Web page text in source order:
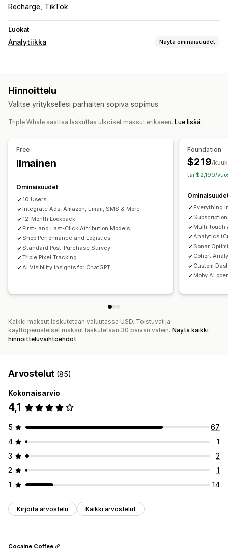
Recharge
TikTok
Luokat
Analytiikka Näytä ominaisuudet
Tapahtumien seuranta
Elinkaariarvo (LTV) Uskollisuusanalyysi Kohorttianalyysi
Markkinointi ja myynti
Kassan analytiikka
Voittoa koskevat tiedot
Hylätty ostoskori
Pikseliseuranta
Kuvalliset materiaalit ja raportit
Raportit useista kaupoista
Vertailuanalyysi
Mukautetut raportit Tietojen vienti
Historiallinen analyysi
Ennakoiminen
Raportoinnin ajastaminen
Ilmoitukset
Hinnoittelu
Valitse yrityksellesi parhaiten sopiva sopimus.
Triple Whale saattaa laskuttaa ulkoiset maksut erikseen. Lue lisää
Free
Ilmainen
Ominaisuudet
10 Users
Integrate Ads, Amazon, Email, SMS & More
12-Month Lookback
First- and Last-Click Attribution Models
Shop Performance and Logistics
Standard Post-Purchase Survey
Triple Pixel Tracking
AI Visibility insights for ChatGPT
Foundation
$219/
tai $2,190/
Everything
Multi-touch
Analytics
Sonar
Cohort
Custom
Moby AI
Kaikki maksut laskutetaan valuutassa USD. Toistuvat ja
käyttöperusteiset maksut laskutetaan 30 päivän välein. Näytä kaikki
hinnoitteluvaihtoehdot
Arvostelut (85)
Kokonaisarvio
4,1
5
67
4
1
3
2
2
1
1
14
Kirjoita arvostelu Kaikki arvostelut
Cocaine Coffee